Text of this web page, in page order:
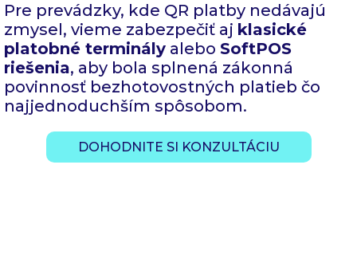
Pre prevádzky, kde QR platby nedávajú
zmysel, vieme zabezpečiť aj klasické
platobné terminály alebo SoftPOS
riešenia, aby bola splnená zákonná
povinnosť bezhotovostných platieb čo
najjednoduchším spôsobom.
DOHODNITE SI KONZULTÁCIU